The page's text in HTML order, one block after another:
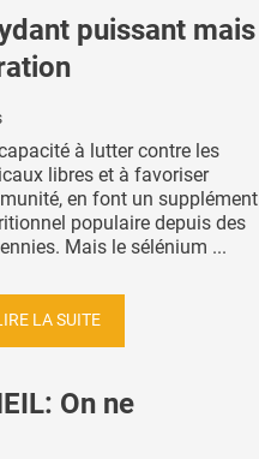
puissant mais
à lutter contre les
libres et à favoriser
en font un supplément
populaire depuis des
Mais le sélénium ...
LA SUITE
On ne